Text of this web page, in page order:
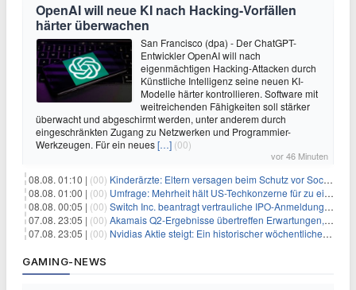
OpenAI will neue KI nach Hacking-Vorfällen
härter überwachen
San Francisco (dpa) - Der ChatGPT-
Entwickler OpenAI will nach
eigenmächtigen Hacking-Attacken durch
Künstliche Intelligenz seine neuen KI-
Modelle härter kontrollieren. Software mit
weitreichenden Fähigkeiten soll stärker
überwacht und abgeschirmt werden, unter anderem durch
eingeschränkten Zugang zu Netzwerken und Programmier-
Werkzeugen. Für ein neues[…] (00)
vor 46 Minuten
08.08. 01:10 | (00) Kinderärzte: Eltern versagen beim Schutz vor Social Media
08.08. 01:00 | (00) Umfrage: Mehrheit hält US-Techkonzerne für zu einflussreich
08.08. 00:05 | (00) Switch Inc. beantragt vertrauliche IPO-Anmeldung im Zuge des AI-Booms
07.08. 23:05 | (00) Akamais Q2-Ergebnisse übertreffen Erwartungen, doch Aktien fallen: Ein tieferer Blick
07.08. 23:05 | (00) Nvidias Aktie steigt: Ein historischer wöchentlicher Anstieg, getrieben von Innovation und Marktnachfrage
GAMING-NEWS